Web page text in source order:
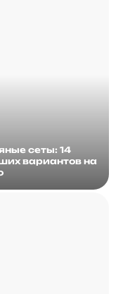
сеты: 14
вариантов на